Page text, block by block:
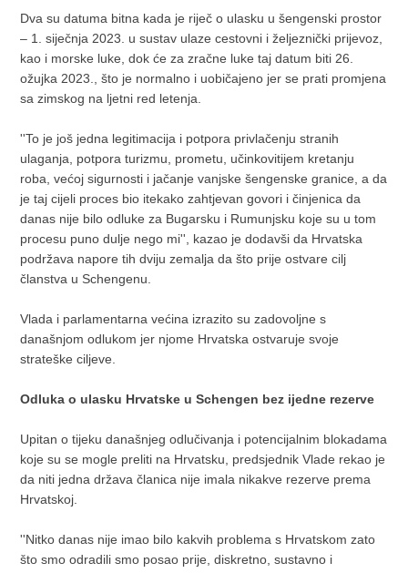
Dva su datuma bitna kada je riječ o ulasku u šengenski prostor
– 1. siječnja 2023. u sustav ulaze cestovni i željeznički prijevoz,
kao i morske luke, dok će za zračne luke taj datum biti 26.
ožujka 2023., što je normalno i uobičajeno jer se prati promjena
sa zimskog na ljetni red letenja.
''To je još jedna legitimacija i potpora privlačenju stranih
ulaganja, potpora turizmu, prometu, učinkovitijem kretanju
roba, većoj sigurnosti i jačanje vanjske šengenske granice, a da
je taj cijeli proces bio itekako zahtjevan govori i činjenica da
danas nije bilo odluke za Bugarsku i Rumunjsku koje su u tom
procesu puno dulje nego mi'', kazao je dodavši da Hrvatska
podržava napore tih dviju zemalja da što prije ostvare cilj
članstva u Schengenu.
Vlada i parlamentarna većina izrazito su zadovoljne s
današnjom odlukom jer njome Hrvatska ostvaruje svoje
strateške ciljeve.
Odluka o ulasku Hrvatske u Schengen bez ijedne rezerve
Upitan o tijeku današnjeg odlučivanja i potencijalnim blokadama
koje su se mogle preliti na Hrvatsku, predsjednik Vlade rekao je
da niti jedna država članica nije imala nikakve rezerve prema
Hrvatskoj.
''Nitko danas nije imao bilo kakvih problema s Hrvatskom zato
što smo odradili smo posao prije, diskretno, sustavno i